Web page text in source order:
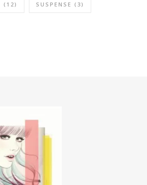
(12) SUSPENSE (3)